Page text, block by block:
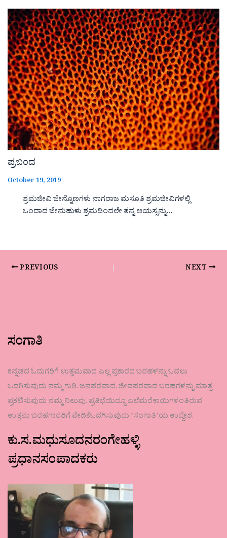
ಪ್ರಬಂದ
October 19, 2019
ಶ್ರಮಜೀವಿ ಜೇನ್ನೊಣಗಳು ನಾಗರಾಜ ಮಸೂತಿ ಶ್ರಮಜೀವಿಗಳಲ್ಲಿ
ಒಂದಾದ ಜೇನುಹುಳು ಶ್ರಮದಿಂದಲೇ ತನ್ನ ಆಯಸ್ಸನ್ನು…
PREVIOUS NEXT
ಸಂಗಾತಿ
ಕನ್ನಡದ ಓದುಗರಿಗೆ ಉತ್ತಮವಾದ ಎಲ್ಲ ಪ್ರಕಾರದ ಬರಹಳನ್ನು ಓದಲು
ಒದಗಿಸುವುದು ನಮ್ಮ ಗುರಿ. ಜನಪರವಾದ, ಜೀವಪರವಾದ ಬರಹಗಳನ್ನು ಮಾತ್ರ
ಪ್ರಕಟಿಸುವುದು ನಮ್ಮ ನಿಲುವು. ಪ್ರತಿಭೆಯಿದ್ದೂ ಎಲೆಮರೆಕಾಯಿಗಳಂತಿರುವ
ಉತ್ತಮ ಬರಹಗಾರರಿಗೆ ವೇದಿಕೆಒದಗಿಸುವುದು ʼಸಂಗಾತಿʼಯ ಉದ್ದೇಶ.
ಕು.ಸ.ಮಧುಸೂದನರಂಗೇಹಳ್ಳಿ
ಪ್ರಧಾನಸಂಪಾದಕರು